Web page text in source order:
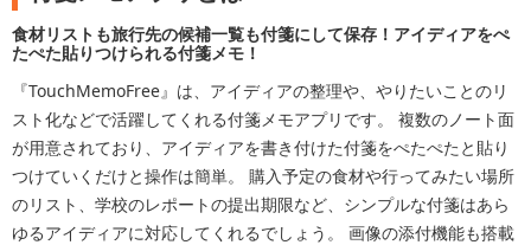
食材リストも旅行先の候補一覧も付箋にして保存！アイディアをぺ
たぺた貼りつけられる付箋メモ！
『TouchMemoFree』は、アイディアの整理や、やりたいことのリ
スト化などで活躍してくれる付箋メモアプリです。 複数のノート面
が用意されており、アイディアを書き付けた付箋をぺたぺたと貼り
つけていくだけと操作は簡単。 購入予定の食材や行ってみたい場所
のリスト、学校のレポートの提出期限など、シンプルな付箋はあら
ゆるアイディアに対応してくれるでしょう。 画像の添付機能も搭載